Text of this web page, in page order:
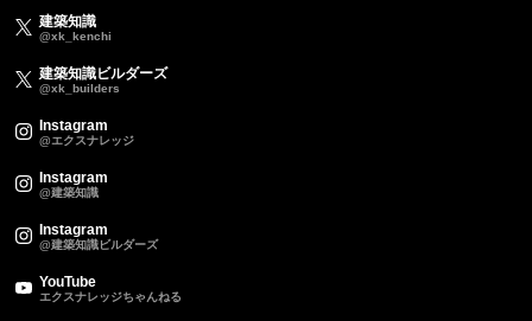
建築知識
@xk_kenchi
建築知識ビルダーズ
@xk_builders
Instagram
@エクスナレッジ
Instagram
@建築知識
Instagram
@建築知識ビルダーズ
YouTube
エクスナレッジちゃんねる